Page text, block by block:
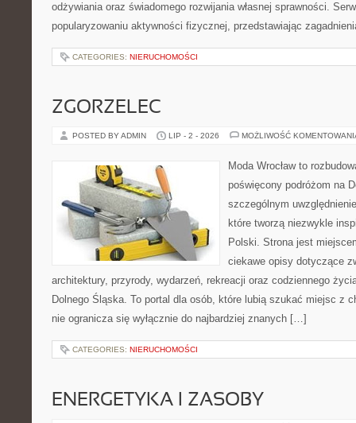
odżywiania oraz świadomego rozwijania własnej sprawności.
popularyzowaniu aktywności fizycznej, przedstawiając
CATEGORIES: NIERUCHOMOŚCI
ZGORZELEC
POSTED BY ADMIN LIP - 2 - 2026 MOŻLIWOŚĆ
Moda Wrocław to
poświęcony podróżom na
szczególnym
które tworzą niezwykle
Polski. Strona jest
ciekawe opisy dotyczące
architektury, przyrody, wydarzeń, rekreacji oraz codziennego
Dolnego Śląska. To portal dla osób, które lubią szukać miejsc z
nie ogranicza się wyłącznie do najbardziej znanych […]
CATEGORIES: NIERUCHOMOŚCI
ENERGETYKA I ZASOBY